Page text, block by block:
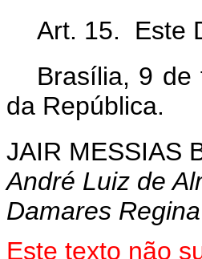
Art. 15. Este
Brasília, 9 de
da República.
JAIR MESSIAS
André Luiz de
Damares
Este texto não